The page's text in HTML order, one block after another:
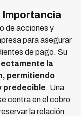
Importancia
de acciones y
para asegurar
de pago. Su
la
permitiendo
predecible. Una
centra en el cobro
la relación